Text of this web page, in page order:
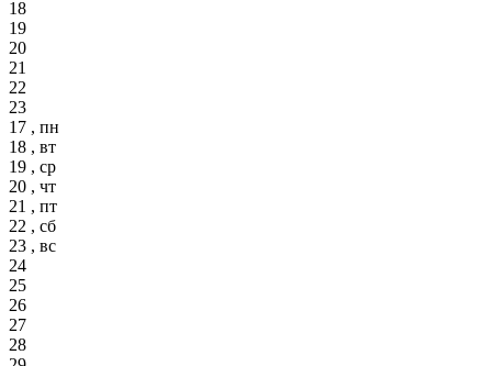
18
19
20
21
22
23
17 , пн
18 , вт
19 , ср
20 , чт
21 , пт
22 , сб
23 , вс
24
25
26
27
28